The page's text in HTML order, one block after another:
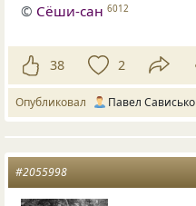
© Сёши-сан 6012
38 2
Опубликовал Павел Сависько
#2055998